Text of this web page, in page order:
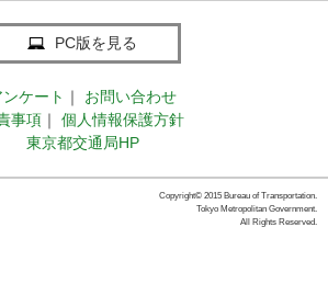
PC版を見る
ンケート ｜
お問い合わせ
事項 ｜
個人情報保護方針
東京都交通局HP
Copyright© 2015 Bureau of Transportation.
Tokyo Metropolitan Government.
All Rights Reserved.